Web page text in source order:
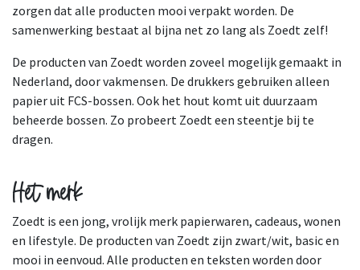
zorgen dat alle producten mooi verpakt worden. De
samenwerking bestaat al bijna net zo lang als Zoedt zelf!
De producten van Zoedt worden zoveel mogelijk gemaakt in
Nederland, door vakmensen. De drukkers gebruiken alleen
papier uit FCS-bossen. Ook het hout komt uit duurzaam
beheerde bossen. Zo probeert Zoedt een steentje bij te
dragen.
Het merk
Zoedt is een jong, vrolijk merk papierwaren, cadeaus, wonen
en lifestyle. De producten van Zoedt zijn zwart/wit, basic en
mooi in eenvoud. Alle producten en teksten worden door